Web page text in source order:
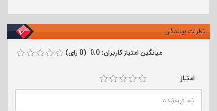
نظرات بینندگان
میانگین امتیاز کاربران: 0.0 (0 رای)
امتیاز